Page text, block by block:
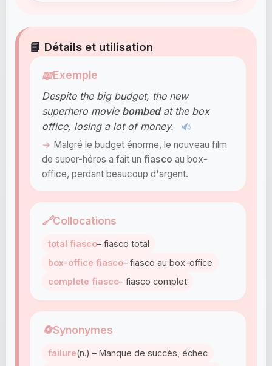
📘 Détails et utilisation
📖Exemple
Despite the big budget, the new
superhero movie bombedat the box
office, losing a lot of money.
🔊
Malgré le budget énorme, le nouveau film
de super-héros a fait un fiasco au box-
office, perdant beaucoup d'argent.
🔗Collocations
total fiasco– fiasco total
box-office fiasco– fiasco au box-office
complete fiasco– fiasco complet
🔄Synonymes
failure(n.) – Manque de succès, échec